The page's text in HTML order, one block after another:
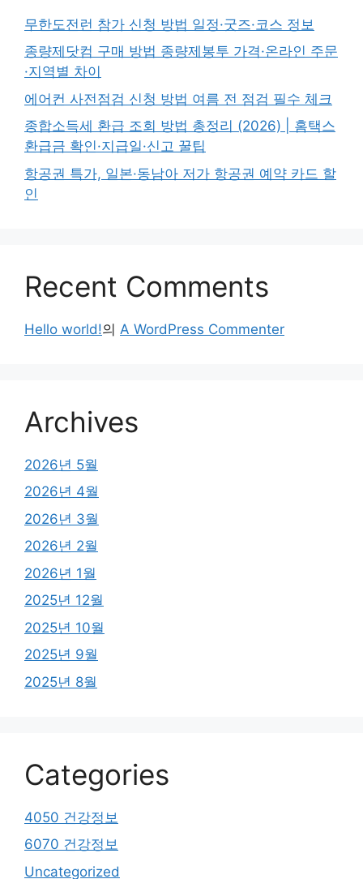
무한도전런 참가 신청 방법 일정·굿즈·코스 정보
종량제닷컴 구매 방법 종량제봉투 가격·온라인 주문
·지역별 차이
에어컨 사전점검 신청 방법 여름 전 점검 필수 체크
종합소득세 환급 조회 방법 총정리 (2026) | 홈택스
환급금 확인·지급일·신고 꿀팁
항공권 특가, 일본·동남아 저가 항공권 예약 카드 할
인
Recent Comments
Hello world!의 A WordPress Commenter
Archives
2026년 5월
2026년 4월
2026년 3월
2026년 2월
2026년 1월
2025년 12월
2025년 10월
2025년 9월
2025년 8월
Categories
4050 건강정보
6070 건강정보
Uncategorized